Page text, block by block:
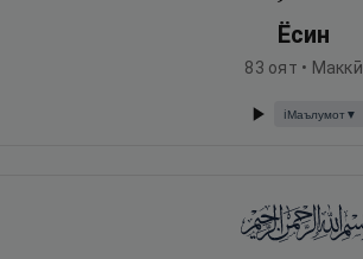
Ёсин
83 оят • Маккӣ
ℹ️Маълумот▼